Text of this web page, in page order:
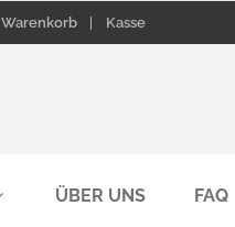
Warenkorb Kasse
ÜBER UNS FAQ